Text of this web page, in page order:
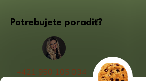
Potrebujete poradiť?
+421 950 105 034